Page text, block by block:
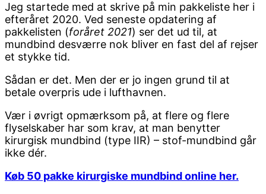
Jeg startede med at skrive på min pakkeliste her i
efteråret 2020. Ved seneste opdatering af
pakkelisten (foråret 2021) ser det ud til, at
mundbind desværre nok bliver en fast del af rejser
et stykke tid.
Sådan er det. Men der er jo ingen grund til at
betale overpris ude i lufthavnen.
Vær i øvrigt opmærksom på, at flere og flere
flyselskaber har som krav, at man benytter
kirurgisk mundbind (type IIR) – stof-mundbind går
ikke dér.
Køb 50 pakke kirurgiske mundbind online her.